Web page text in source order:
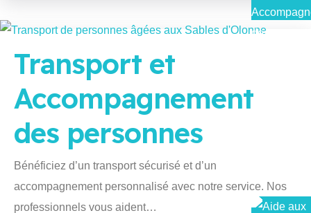
Transport et
Accompagnement
des personnes
Bénéficiez d’un transport sécurisé et d’un
accompagnement personnalisé avec notre service. Nos
professionnels vous aident…